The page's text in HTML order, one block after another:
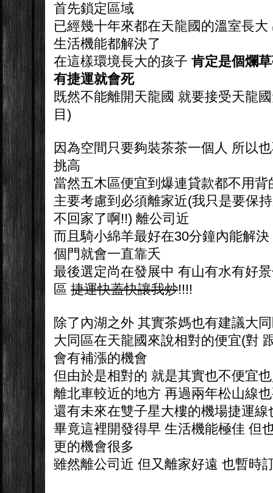
首先鎖定區域
已經幾十年來都在天龍國的溫室長
生活機能都解決了
在這樣環境長大的孩子肯定是個爛
有捷運就會死
既然不能離開天龍國 就要接受天龍
目)
因為空間只要夠裝茶茶一個人 所以
挑高
當然五木區便宜到爆連貸款都不用
主要考慮到必須離家近(我只是要保
不回家了啊!!) 離公司近
而且騎小綿羊最好在30分鐘內能解
個門就會一直靠夭
最後選定尚在發展中 有山有水有好
區捷運快蓋快讓我炒!!!!
除了內湖之外 其實茶媽也有建議大
大同區在天龍國來說相對的便宜(對
會有補漲的機會
但由於是相對的 就是其實也不便宜
離北車較近的地方 再過兩年松山線
還有未來在雙子星大樓的機場捷運
畢竟這裡開發得早 生活機能極佳 但
更的機會很多
雖然離公司近 但又離家好遠 也暫時